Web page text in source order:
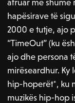
hapësirave të
2000 e tutje, ajo
“TimeOut” (ku
ajo dhe persona
mirëseardhur. Ky
hip-hoperët*, ku
muzikës hip-hop